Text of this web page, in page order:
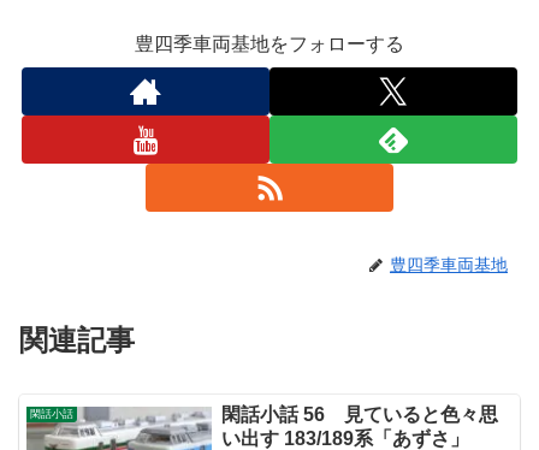
豊四季車両基地をフォローする
豊四季車両基地
関連記事
閑話小話
閑話小話 56 見ていると色々思
い出す 183/189系「あずさ」